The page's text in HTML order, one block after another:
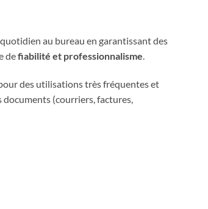
au bureau en garantissant des
defiabilité et professionnalisme.
des utilisations très fréquentes et
(courriers, factures,